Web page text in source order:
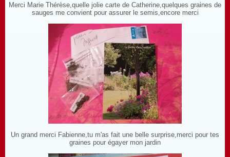
Merci Marie Thérèse,quelle jolie carte de Catherine,quelques graines de
sauges me convient pour assurer le semis,encore merci
Un grand merci Fabienne,tu m'as fait une belle surprise,merci pour tes
graines pour égayer mon jardin